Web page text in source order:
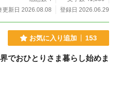
話する ばぁちゃんズ じいち
ボイルド好きの脳筋の美人お姉さん、
生（中年のおじさん） ナナカマド
ダメ ⭐︎猫可愛い ⭐︎祠、壊す、ダメ！絶
更新日 2026.08.08
登録日 2026.06.29
お気に入り追加 153
でおひとりさま暮らし始めま